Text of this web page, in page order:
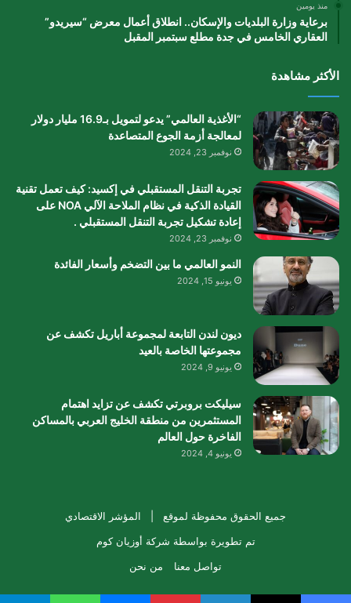
منذ يومين
برعاية وزارة البلديات والإسكان.. انطلاق أعمال معرض “سيريدو”
العقاري الخامس في جدة مطلع سبتمبر المقبل
الأكثر مشاهدة
“الأغذية العالمي” يدعو لتمويل بـ16.9 مليار دولار
لمعالجة أزمة الجوع المتصاعدة
نوفمبر 23, 2024
تجربة التنقل المستقبلي في إكسيد: كيف تعمل تقنية
القيادة الذكية في نظام الملاحة الآلي NOA على
إعادة تشكيل تجربة التنقل المستقبلي .
نوفمبر 23, 2024
النمو العالمي ما بين التضخم وأسعار الفائدة
يونيو 15, 2024
ديون لندن التابعة لمجموعة أباريل تكشف عن
مجموعتها الخاصة بالعيد
يونيو 9, 2024
سيليكت بروبرتي تكشف عن تزايد اهتمام
المستثمرين من منطقة الخليج العربي بالمساكن
الفاخرة حول العالم
يونيو 4, 2024
جميع الحقوق محفوظة لموقع | المؤشر الاقتصادي
تم تطويرة بواسطة شركة أوزيان كوم
تواصل معنا
من نحن